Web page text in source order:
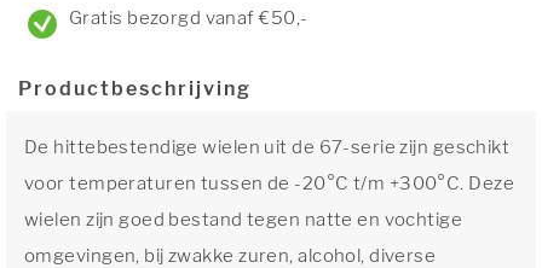
Gratis bezorgd vanaf €50,-
Productbeschrijving
De hittebestendige wielen uit de 67-serie zijn geschikt
voor temperaturen tussen de -20°C t/m +300°C. Deze
wielen zijn goed bestand tegen natte en vochtige
omgevingen, bij zwakke zuren, alcohol, diverse